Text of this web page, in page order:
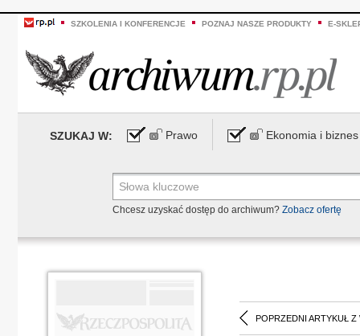
SZKOLENIA I KONFERENCJE POZNAJ NASZE PRODUKTY E-
SZUKAJ W: Prawo Ekonomia i biznes
Chcesz uzyskać dostęp do archiwum? Zobacz ofertę
POPRZEDNI ARTYKUŁ Z